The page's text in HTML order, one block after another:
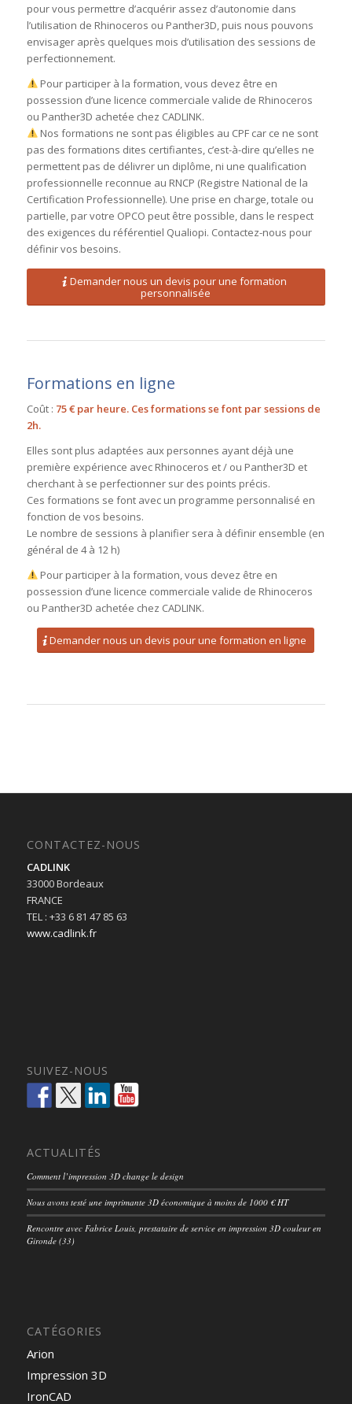
pour vous permettre d’acquérir assez d’autonomie dans
l’utilisation de Rhinoceros ou Panther3D, puis nous pouvons
envisager après quelques mois d’utilisation des sessions de
perfectionnement.
Pour participer à la formation, vous devez être en
possession d’une licence commerciale valide de Rhinoceros
ou Panther3D achetée chez CADLINK.
Nos formations ne sont pas éligibles au CPF car ce ne sont
pas des formations dites certifiantes, c’est-à-dire qu’elles ne
permettent pas de délivrer un diplôme, ni une qualification
professionnelle reconnue au RNCP (Registre National de la
Certification Professionnelle). Une prise en charge, totale ou
partielle, par votre OPCO peut être possible, dans le respect
des exigences du référentiel Qualiopi. Contactez-nous pour
définir vos besoins.
Demander nous un devis pour une formation
personnalisée
Formations en ligne
Coût : 75 € par heure. Ces formations se font par sessions de
2h.
Elles sont plus adaptées aux personnes ayant déjà une
première expérience avec Rhinoceros et / ou Panther3D et
cherchant à se perfectionner sur des points précis.
Ces formations se font avec un programme personnalisé en
fonction de vos besoins.
Le nombre de sessions à planifier sera à définir ensemble (en
général de 4 à 12 h)
Pour participer à la formation, vous devez être en
possession d’une licence commerciale valide de Rhinoceros
ou Panther3D achetée chez CADLINK.
Demander nous un devis pour une formation en ligne
CONTACTEZ-NOUS
CADLINK
33000 Bordeaux
FRANCE
TEL : +33 6 81 47 85 63
www.cadlink.fr
SUIVEZ-NOUS
ACTUALITÉS
Comment l’impression 3D change le design
Nous avons testé une imprimante 3D économique à moins de 1000 € HT
Rencontre avec Fabrice Louis, prestataire de service en impression 3D couleur en
Gironde (33)
CATÉGORIES
Arion
Impression 3D
IronCAD